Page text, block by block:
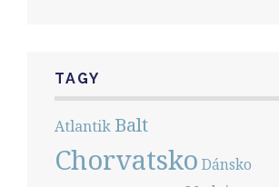
TAGY
Atlantik Balt
Chorvatsko Dánsko